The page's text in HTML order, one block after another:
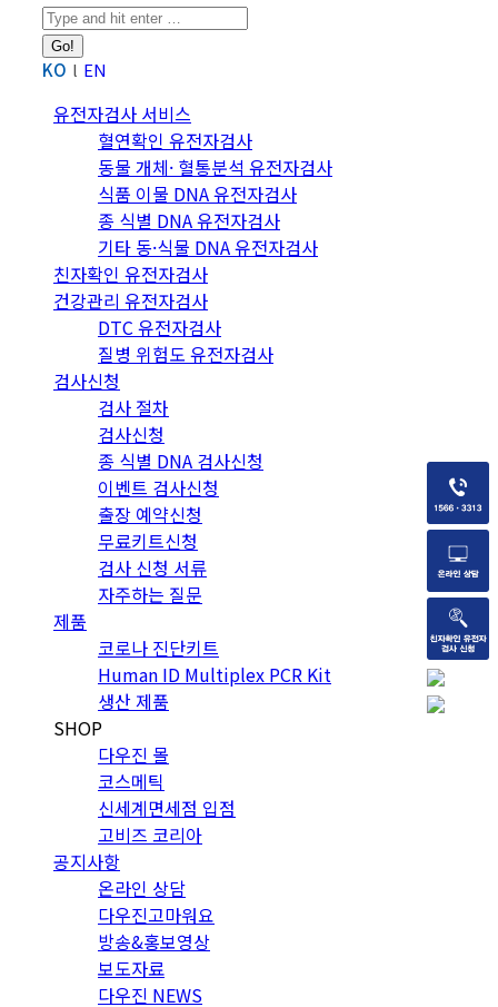
Search:
KO EN
유전자검사 서비스
혈연확인 유전자검사
동물 개체· 혈통분석 유전자검사
식품 이물 DNA 유전자검사
종 식별 DNA 유전자검사
기타 동·식물 DNA 유전자검사
친자확인 유전자검사
건강관리 유전자검사
DTC 유전자검사
질병 위험도 유전자검사
검사신청
검사 절차
검사신청
종 식별 DNA 검사신청
이벤트 검사신청
출장 예약신청
무료키트신청
검사 신청 서류
자주하는 질문
제품
코로나 진단키트
Human ID Multiplex PCR Kit
생산 제품
SHOP
다우진 몰
코스메틱
신세계면세점 입점
고비즈 코리아
공지사항
온라인 상담
다우진고마워요
방송&홍보영상
보도자료
다우진 NEWS